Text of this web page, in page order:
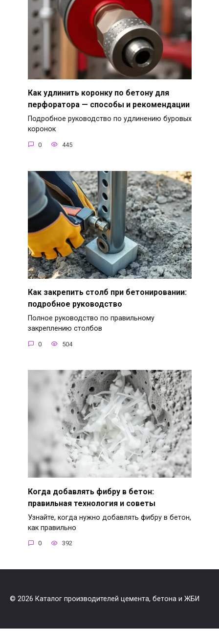
Как удлинить коронку по бетону для
перфоратора — способы и рекомендации
Подробное руководство по удлинению буровых
коронок
0 445
Как закрепить столб при бетонировании:
подробное руководство
Полное руководство по правильному
закреплению столбов
0 504
Когда добавлять фибру в бетон:
правильная технология и советы
Узнайте, когда нужно добавлять фибру в бетон,
как правильно
0 392
© 2026 Каталог производителей цемента, бетона и ЖБИ